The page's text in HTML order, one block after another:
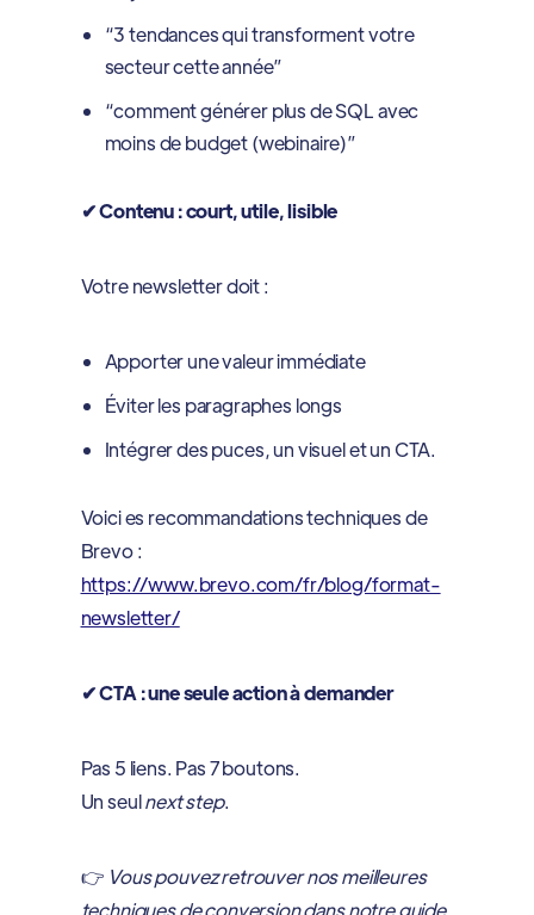
“3 tendances qui transforment votre
secteur cette année”
“comment générer plus de SQL avec
moins de budget (webinaire)”
✔ Contenu : court, utile, lisible
Votre newsletter doit :
Apporter une valeur immédiate
Éviter les paragraphes longs
Intégrer des puces, un visuel et un CTA.
Voici es recommandations techniques de
Brevo :
https://www.brevo.com/fr/blog/format-
newsletter/
✔ CTA : une seule action à demander
Pas 5 liens. Pas 7 boutons.
Un seulnext step.
👉 Vous pouvez retrouver nos meilleures
techniques de conversion dans notre guide